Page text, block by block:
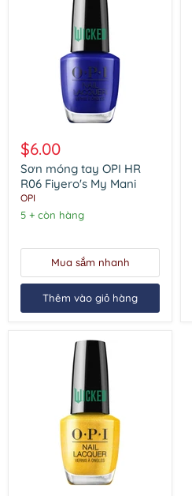
móng
tay
OPI
HR
R06
Fiyero's
My
$6.00
Sơn móng tay OPI HR
R06 Fiyero's My Mani
OPI
5 + còn hàng
Mua sắm nhanh
Thêm vào giỏ hàng